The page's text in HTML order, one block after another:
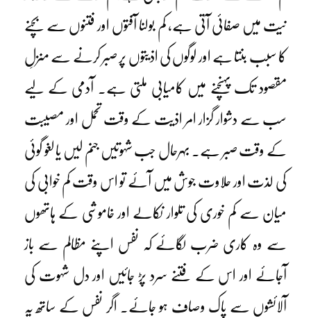
نیت میں صفائی آتی ہے، کم بولنا آفتوں اور فتنوں سے بچنے
کا سبب بنتا ہے اور لوگوں کی اذیتوں پر صبر کرنے سے منزلِ
مقصود تک پہنچنے میں کامیابی ملتی ہے۔ آدمی کے لیے
سب سے دشوار گزار امر اذیت کے وقت تحمل اور مصیبت
کے وقت صبر ہے۔ بہرحال جب شہوتیں جنم لیں یا لغو گوئی
کی لذت اور حلاوت جوش میں آئے تو اس وقت کم خوابی کی
میان سے کم خوری کی تلوار نکالے اور خاموشی کے ہاتھوں
سے وہ کاری ضرب لگائے کہ نفس اپنے مظالم سے باز
آجائے اور اس کے فتنے سرد پڑ جائیں اور دل شہوت کی
آلائشوں سے پاک وصاف ہو جائے۔ اگر نفس کے ساتھ یہ